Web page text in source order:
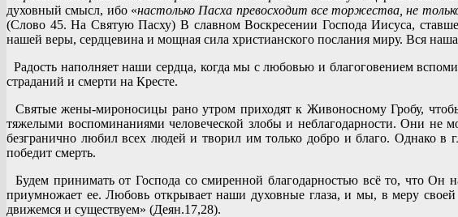
духовный смысл, ибо «настолько Пасха превосходит все торжества, не
(Слово 45. На Святую Пасху) В славном Воскресении Господа Иисуса,
нашей веры, сердцевина и мощная сила христианского послания миру. Вся
Радость наполняет наши сердца, когда мы с любовью и благоговением
страданий и смерти на Кресте.
Святые жены-мироносицы рано утром приходят к Живоносному Гробу,
тяжелыми воспоминаниями человеческой злобы и неблагодарности. Они не
безгранично любил всех людей и творил им только добро и благо. Однако в
победит смерть.
Будем принимать от Господа со смиренной благодарностью всё то, что Он
приумножает ее. Любовь открывает наши духовные глаза, и мы, в меру
движемся и существуем» (Деян.17,28).